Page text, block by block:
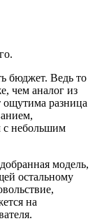
бюджет. Ведь то
чем аналог из
ощутима разница
с небольшим
модель,
остальному
на